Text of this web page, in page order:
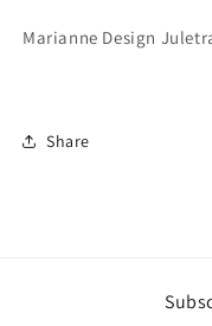
Marianne Design
Share